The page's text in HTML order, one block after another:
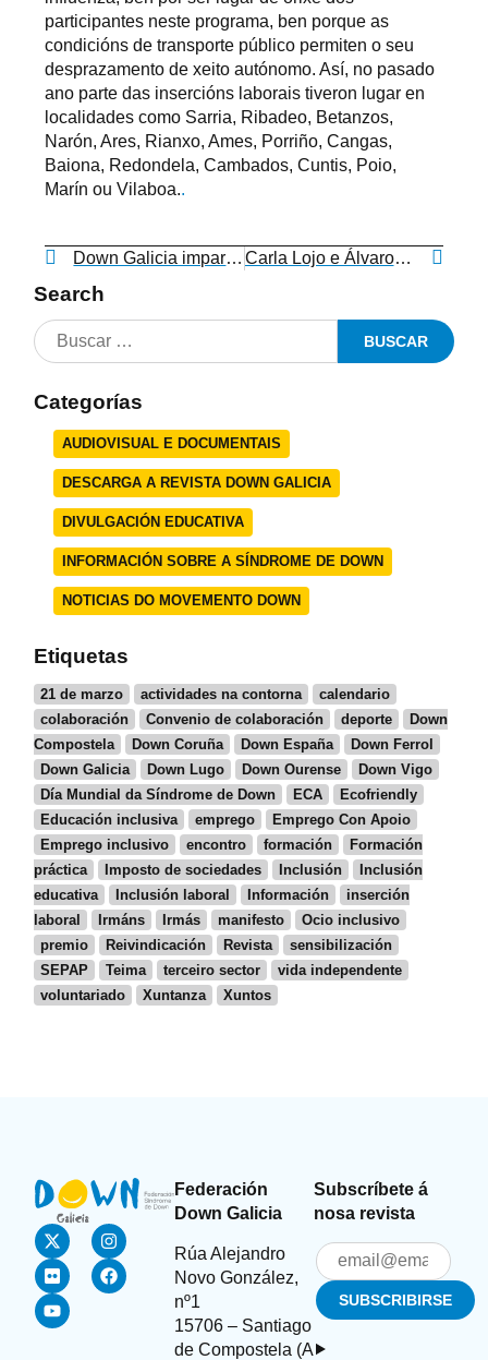
participantes neste programa, ben porque as
condicións de transporte público permiten o seu
desprazamento de xeito autónomo. Así, no pasado
ano parte das insercións laborais tiveron lugar en
localidades como Sarria, Ribadeo, Betanzos,
Narón, Ares, Rianxo, Ames, Porriño, Cangas,
Baiona, Redondela, Cambados, Cuntis, Poio,
Marín ou Vilaboa..
Down Galicia imparte un seminario de lectura fácil Carla Lojo e Álvaro Díez expoñen no certame “Novos Valores” de pintura
Search
Categorías
AUDIOVISUAL E DOCUMENTAIS
DESCARGA A REVISTA DOWN GALICIA
DIVULGACIÓN EDUCATIVA
INFORMACIÓN SOBRE A SÍNDROME DE DOWN
NOTICIAS DO MOVEMENTO DOWN
Etiquetas
21 de marzo actividades na contorna
calendario
colaboración
Convenio de colaboración deporte
Down
Compostela
Down Coruña Down España
Down Ferrol
Down Galicia
Down Lugo Down Ourense
Down Vigo
Día Mundial da Síndrome de Down
ECA
Ecofriendly
Educación inclusiva
emprego
Emprego Con Apoio
Emprego inclusivo
encontro formación
Formación
práctica
Imposto de sociedades Inclusión
Inclusión
educativa
Inclusión laboral Información
inserción
laboral
Irmáns Irmás manifesto
Ocio inclusivo
premio
Reivindicación Revista
sensibilización
SEPAP
Teima terceiro sector
vida independente
voluntariado
Xuntanza Xuntos
Federación
Down Galicia
Rúa Alejandro
Novo González,
nº1
15706 – Santiago
de Compostela (A
Subscríbete á
nosa revista